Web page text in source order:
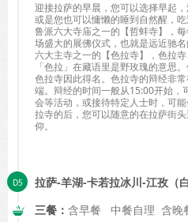
迎接拉萨的早晨，您可以选择早起
或是您也可以慵懒的睡到自然醒，
鲁派六大寺庙之一的【哲蚌寺】，
场盛大的展佛仪式，也就是远近驰
六大主寺之一的【色拉寺】，色拉
「色拉」在藏语里是野玫瑰的意思
色拉寺因此得名。色拉寺的辩经非
端。辩经的时间一般从15:00开始，
会等活动，或接待特定人士时，可
拉寺的后，您可以随意的在拉萨街
仰。
拉萨-羊湖-卡若拉冰川-江孜（
三餐： 含早餐 中餐自理 含晚